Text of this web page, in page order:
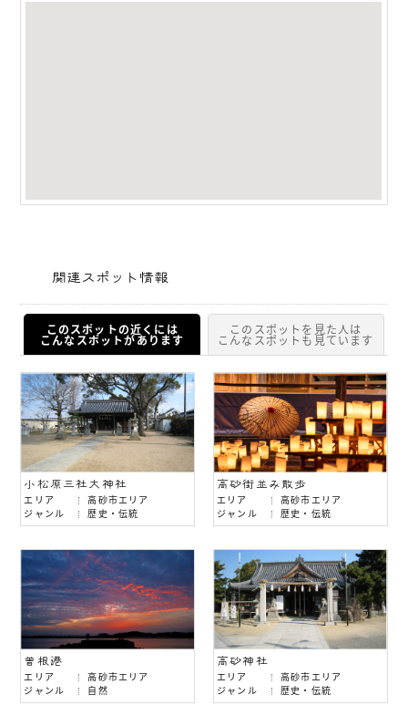
関連スポット情報
このスポットの近くには
こんなスポットがあります
このスポットを見た人は
こんなスポットも見ています
小松原三社大神社
エリア
高砂市エリア
ジャンル
歴史・伝統
高砂街並み散歩
エリア
高砂市エリア
ジャンル
歴史・伝統
曽根港
エリア
高砂市エリア
ジャンル
自然
高砂神社
エリア
高砂市エリア
ジャンル
歴史・伝統